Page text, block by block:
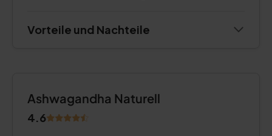
Vorteile und Nachteile
Ashwagandha Naturell
4.6